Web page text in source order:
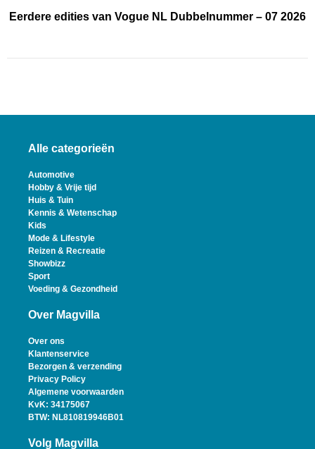
Eerdere edities van Vogue NL Dubbelnummer – 07 2026
Alle categorieën
Automotive
Hobby & Vrije tijd
Huis & Tuin
Kennis & Wetenschap
Kids
Mode & Lifestyle
Reizen & Recreatie
Showbizz
Sport
Voeding & Gezondheid
Over Magvilla
Over ons
Klantenservice
Bezorgen & verzending
Privacy Policy
Algemene voorwaarden
KvK: 34175067
BTW: NL810819946B01
Volg Magvilla